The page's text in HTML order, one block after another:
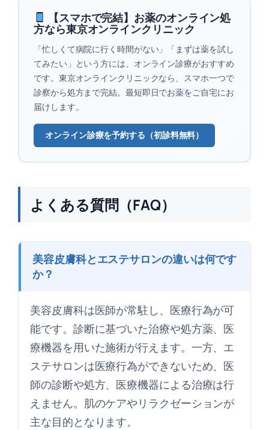
【スマホで完結】お薬のオンライン処
方なら東京オンラインクリニック
「忙しくて病院に行く時間がない」「まずは薬を試し
てみたい」という方には、オンライン診療がおすすめ
です。東京オンラインクリニックなら、スマホ一つで
診察から処方まで完結。最短即日でお薬をご自宅にお
届けします。
オンライン診療を予約する（初診料無料）
よくある質問（FAQ）
美容皮膚科とエステサロンの違いは何です
か？
美容皮膚科は医師が常駐し、医療行為が可
能です。診断に基づいた治療や処方薬、医
療機器を用いた施術が行えます。一方、エ
ステサロンは医療行為ができないため、医
師の診断や処方、医療機器による治療は行
えません。肌のケアやリラクゼーションが
主な目的となります。